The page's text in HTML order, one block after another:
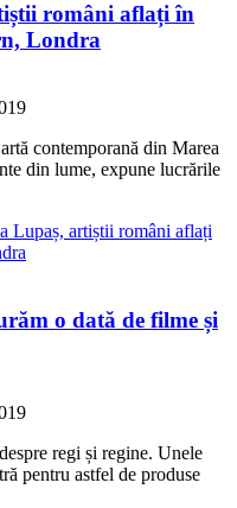
români aflați în
Londra
contemporană din Marea
din lume, expune lucrările
Lupaș, artiștii români aflați
o dată de filme și
regi și regine. Unele
pentru astfel de produse